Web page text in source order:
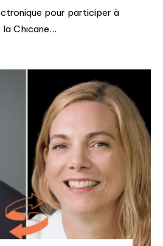
pour participer à
la Chicane...